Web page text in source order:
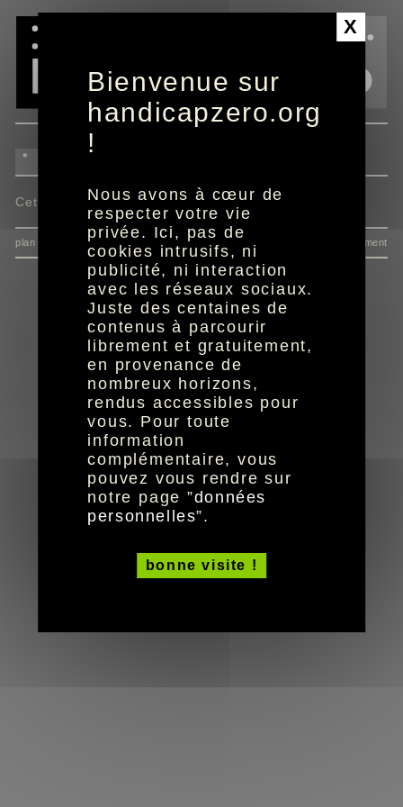
Cette actualité n'est pas disponible.
plan du site données personnelles consentement
© HandiCaPZéro -réalisation aYaline
X
Bienvenue sur
handicapzero.org
!
Nous avons à cœur de
respecter votre vie
privée. Ici, pas de
cookies intrusifs, ni
publicité, ni interaction
avec les réseaux sociaux.
Juste des centaines de
contenus à parcourir
librement et gratuitement,
en provenance de
nombreux horizons,
rendus accessibles pour
vous. Pour toute
information
complémentaire, vous
pouvez vous rendre sur
notre page ”données
personnelles”.
bonne visite !